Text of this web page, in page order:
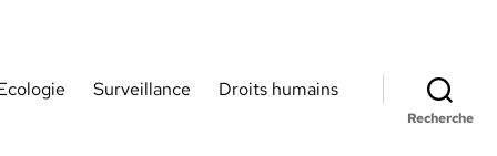
Surveillance Droits humains
Recherche